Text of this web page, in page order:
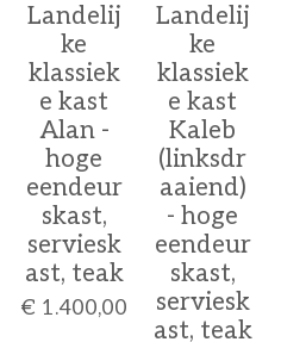
Landelij
ke
klassiek
e kast
Alan -
hoge
eendeur
skast,
serviesk
ast, teak
€ 1.400,00
Landelij
ke
klassiek
e kast
Kaleb
(linksdr
aaiend)
- hoge
eendeur
skast,
serviesk
ast, teak